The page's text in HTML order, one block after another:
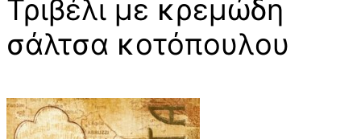
Τριβέλι με κρεμώδη
σάλτσα κοτόπουλου